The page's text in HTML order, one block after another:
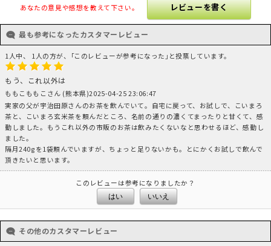
あなたの意見や感想を教えて下さい。 レビューを書く
最も参考になったカスタマーレビュー
1人中、 1人の方が、｢このレビューが参考になった｣と投票しています。
もう、これ以外は
ももこももこさん (熊本県)2025-04-25 23:06:47
実家の父が宇治田原さんのお茶を飲んでいて。自宅に戻って、お試しで、こいまろ
茶と、こいまろ玄米茶を頼んだところ、名前の通りの濃くてまったりと甘くて、感
動しました。もうこれ以外の市販のお茶は飲みたくないなと思わせるほど、感動し
ました。
隔月240gを1袋頼んでいますが、ちょっと足りないかも。とにかくお試しで飲んで
頂きたいと思います。
このレビューは参考になりましたか？
はい いいえ
その他のカスタマーレビュー